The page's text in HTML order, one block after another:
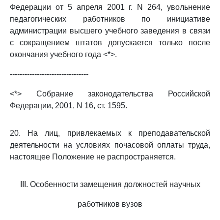
Федерации от 5 апреля 2001 г. N 264, увольнение
педагогических работников по инициативе
администрации высшего учебного заведения в связи
с сокращением штатов допускается только после
окончания учебного года <*>.
--------------------------------
<*> Собрание законодательства Российской
Федерации, 2001, N 16, ст. 1595.
20. На лиц, привлекаемых к преподавательской
деятельности на условиях почасовой оплаты труда,
настоящее Положение не распространяется.
III. Особенности замещения должностей научных
работников вузов